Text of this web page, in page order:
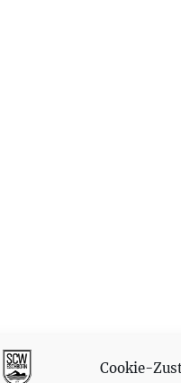
Cookie-